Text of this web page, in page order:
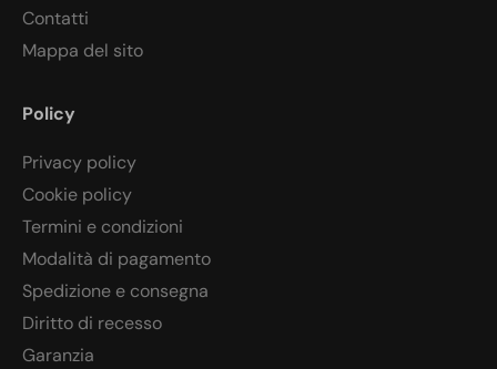
Contatti
Mappa del sito
Policy
Privacy policy
Cookie policy
Termini e condizioni
Modalità di pagamento
Spedizione e consegna
Diritto di recesso
Garanzia